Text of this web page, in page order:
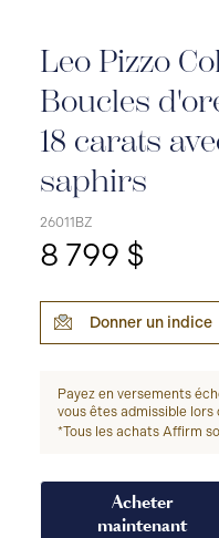
Leo Pizzo
Boucles
18 carats
saphirs
26011BZ
8 799 $
Donner un indice
Payez en versements
vous êtes admissible lors
*Tous les achats Affirm
Acheter
maintenant